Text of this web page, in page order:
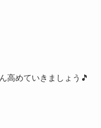
高めていきましょう🎵